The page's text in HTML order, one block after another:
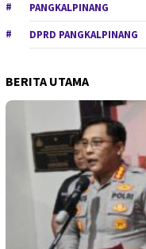
PANGKALPINANG
DPRD PANGKALPINANG
BERITA UTAMA